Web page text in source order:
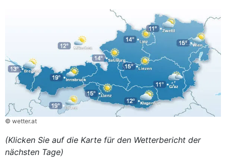
© wetter.at
(Klicken Sie auf die Karte für den Wetterbericht der
nächsten Tage)